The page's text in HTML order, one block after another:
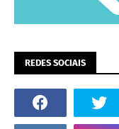
REDES SOCIAIS